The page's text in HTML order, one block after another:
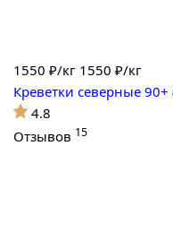
1550 ₽/кг 1550 ₽/кг
Креветки северные
4.8
Отзывов 15